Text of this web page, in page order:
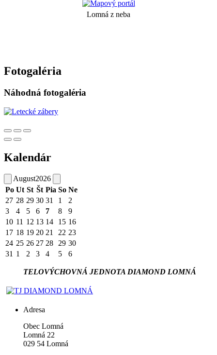
Lomná z neba
Fotogaléria
Náhodná fotogaléria
Kalendár
August2026
Po Ut St Št Pia So Ne
27 28 29 30 31 1
2
3
4 5 6 7 8
9
10 11 12 13 14 15 16
17 18 19 20 21 22 23
24 25 26 27 28 29 30
31 1 2 3 4 5 6
TELOVÝCHOVNÁ JEDNOTA DIAMOND LOMNÁ
Adresa
Obec Lomná
Lomná 22
029 54 Lomná